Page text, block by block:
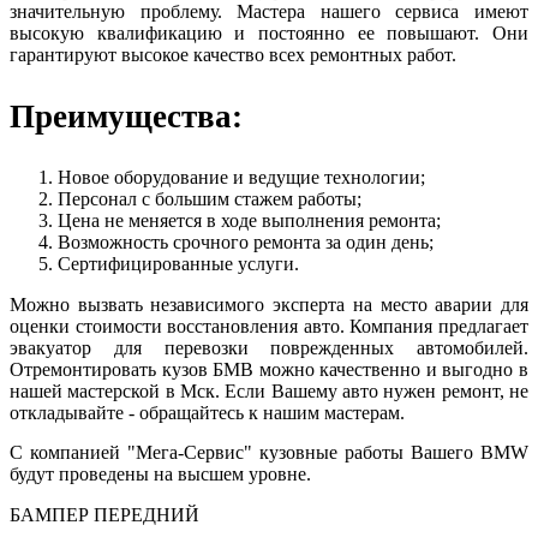
значительную проблему. Мастера нашего сервиса имеют
высокую квалификацию и постоянно ее повышают. Они
гарантируют высокое качество всех ремонтных работ.
Преимущества:
Новое оборудование и ведущие технологии;
Персонал с большим стажем работы;
Цена не меняется в ходе выполнения ремонта;
Возможность срочного ремонта за один день;
Сертифицированные услуги.
Можно вызвать независимого эксперта на место аварии для
оценки стоимости восстановления авто. Компания предлагает
эвакуатор для перевозки поврежденных автомобилей.
Отремонтировать кузов БМВ можно качественно и выгодно в
нашей мастерской в Мск. Если Вашему авто нужен ремонт, не
откладывайте - обращайтесь к нашим мастерам.
С компанией "Мега-Сервис" кузовные работы Вашего BMW
будут проведены на высшем уровне.
БАМПЕР ПЕРЕДНИЙ